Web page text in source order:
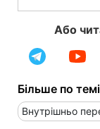
Або
Більше по
Внутрішньо